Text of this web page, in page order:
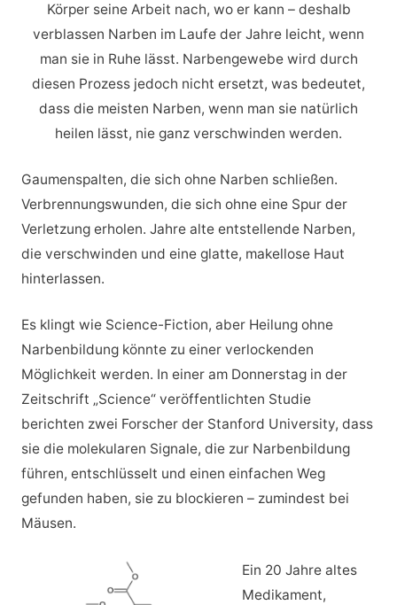
Körper seine Arbeit nach, wo er kann – deshalb
verblassen Narben im Laufe der Jahre leicht, wenn
man sie in Ruhe lässt. Narbengewebe wird durch
diesen Prozess jedoch nicht ersetzt, was bedeutet,
dass die meisten Narben, wenn man sie natürlich
heilen lässt, nie ganz verschwinden werden.
Gaumenspalten, die sich ohne Narben schließen.
Verbrennungswunden, die sich ohne eine Spur der
Verletzung erholen. Jahre alte entstellende Narben,
die verschwinden und eine glatte, makellose Haut
hinterlassen.
Es klingt wie Science-Fiction, aber Heilung ohne
Narbenbildung könnte zu einer verlockenden
Möglichkeit werden. In einer am Donnerstag in der
Zeitschrift „Science“ veröffentlichten Studie
berichten zwei Forscher der Stanford University, dass
sie die molekularen Signale, die zur Narbenbildung
führen, entschlüsselt und einen einfachen Weg
gefunden haben, sie zu blockieren – zumindest bei
Mäusen.
Ein 20 Jahre altes
Medikament,